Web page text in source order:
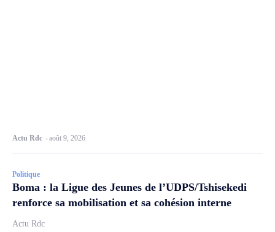
Actu Rdc -août 9, 2026
Politique
Boma : la Ligue des Jeunes de l’UDPS/Tshisekedi
renforce sa mobilisation et sa cohésion interne
Actu Rdc